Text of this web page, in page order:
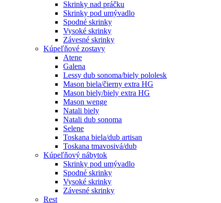
Skrinky nad práčku
Skrinky pod umývadlo
Spodné skrinky
Vysoké skrinky
Závesné skrinky
Kúpeľňové zostavy
Atene
Galena
Lessy dub sonoma/biely pololesk
Mason biela/čierny extra HG
Mason biely/biely extra HG
Mason wenge
Natali biely
Natali dub sonoma
Selene
Toskana biela/dub artisan
Toskana tmavosivá/dub
Kúpeľňový nábytok
Skrinky pod umývadlo
Spodné skrinky
Vysoké skrinky
Závesné skrinky
Rest